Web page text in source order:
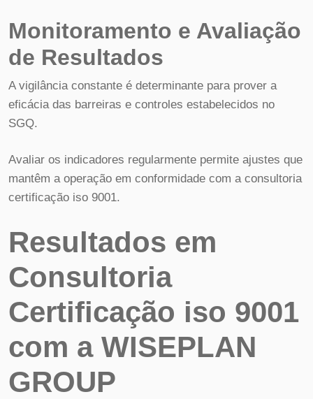
Monitoramento e Avaliação
de Resultados
A vigilância constante é determinante para prover a
eficácia das barreiras e controles estabelecidos no
SGQ.
Avaliar os indicadores regularmente permite ajustes que
mantêm a operação em conformidade com a consultoria
certificação iso 9001.
Resultados em
Consultoria
Certificação iso 9001
com a WISEPLAN
GROUP